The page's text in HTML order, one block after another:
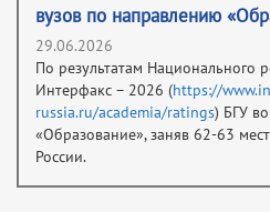
вузов по направлению
29.06.2026
По результатам Национального
Интерфакс – 2026 (https://
russia.ru/academia/ratings) БГУ
«Образование», заняв 62-63
России.